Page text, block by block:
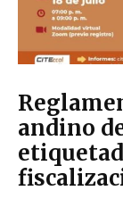
andino